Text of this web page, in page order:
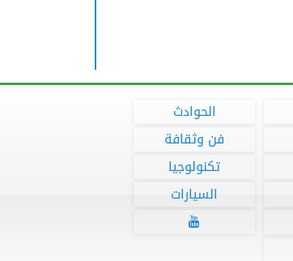
الحوادث
فن وثقافة
تكنولوجيا
السيارات
